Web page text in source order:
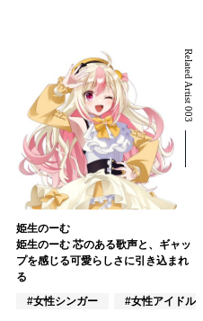
Related Artist 003
姫生のーむ
姫生のーむ 芯のある歌声と、ギャッ
プを感じる可愛らしさに引き込まれ
る
#女性シンガー
#女性アイドル